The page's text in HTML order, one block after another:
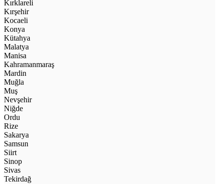
Kırklareli
Kırşehir
Kocaeli
Konya
Kütahya
Malatya
Manisa
Kahramanmaraş
Mardin
Muğla
Muş
Nevşehir
Niğde
Ordu
Rize
Sakarya
Samsun
Siirt
Sinop
Sivas
Tekirdağ